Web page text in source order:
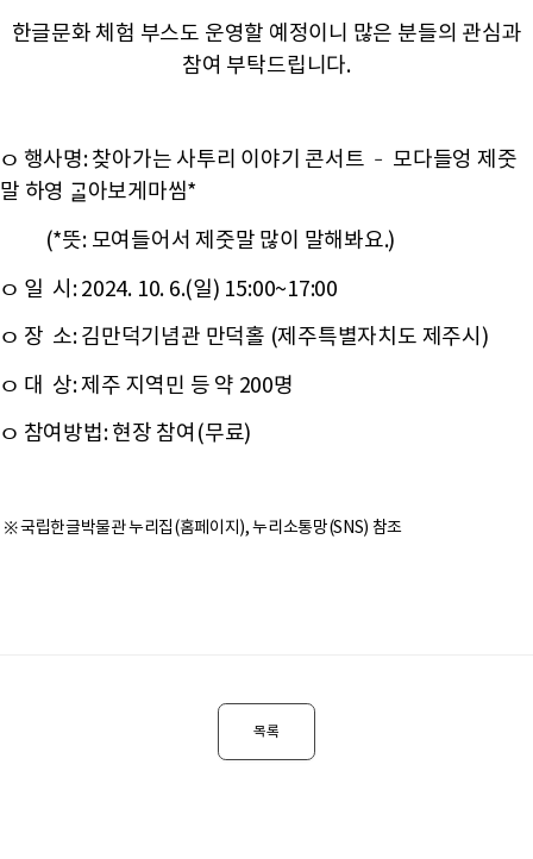
한글문화 체험 부스도 운영할 예정이니 많은 분들의 관심과
참여 부탁드립니다.
ㅇ 행사명: 찾아가는 사투리 이야기 콘서트 – 모다들엉 제줏
말 하영 ᄀᆞᆯ아보게마씸*
(*뜻: 모여들어서 제줏말 많이 말해봐요.)
ㅇ 일 시: 2024. 10. 6.(일) 15:00~17:00
ㅇ 장 소: 김만덕기념관 만덕홀 (제주특별자치도 제주시)
ㅇ 대 상: 제주 지역민 등 약 200명
ㅇ 참여방법: 현장 참여(무료)
※ 국립한글박물관 누리집(홈페이지), 누리소통망(SNS) 참조
목록